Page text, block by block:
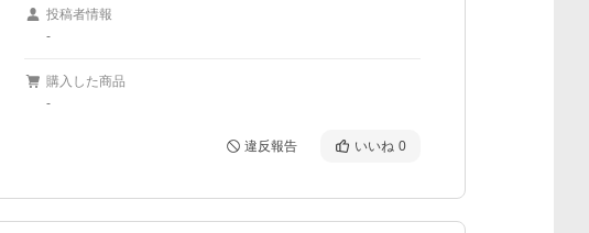
投稿者情報
-
購入した商品
-
違反報告 いいね 0